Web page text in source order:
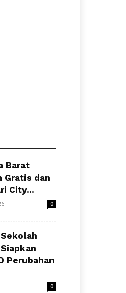
Barat
Gratis dan
City...
0
Perubahan
0